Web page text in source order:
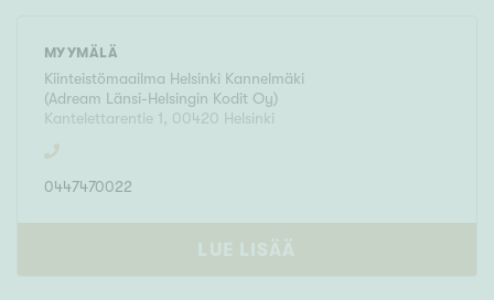
MYYMÄLÄ
Kiinteistömaailma Helsinki Kannelmäki
(Adream Länsi-Helsingin Kodit Oy)
Kantelettarentie 1 , 00420 Helsinki
0447470022
LUE LISÄÄ